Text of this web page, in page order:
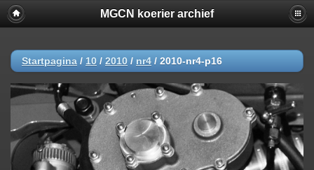
MGCN koerier archief
Startpagina / 10 / 2010 / nr4 / 2010-nr4-p16